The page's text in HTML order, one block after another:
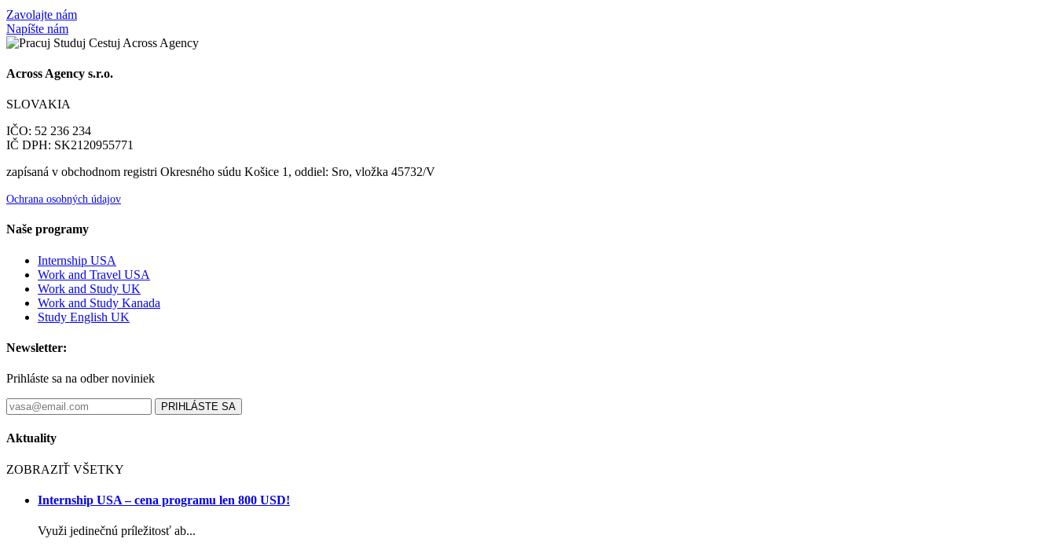
Zavolajte nám
Napíšte nám
Across Agency s.r.o.
SLOVAKIA
IČO: 52 236 234
IČ DPH: SK2120955771
zapísaná v obchodnom registri Okresného súdu Košice 1, oddiel: Sro, vložka 45732/V
Ochrana osobných údajov
Naše programy
Internship USA
Work and Travel USA
Work and Study UK
Work and Study Kanada
Study English UK
Newsletter:
Prihláste sa na odber noviniek
PRIHLÁSTE SA
Aktuality
ZOBRAZIŤ VŠETKY
Internship USA – cena programu len 800 USD!
Využi jedinečnú príležitosť ab...